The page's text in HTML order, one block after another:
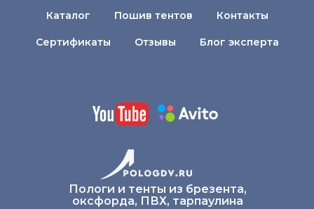
Каталог Пошив тентов Контакты
Сертификаты Отзывы Блог эксперта
Пологи и тенты из брезента,
оксфорда, ПВХ, тарпаулина